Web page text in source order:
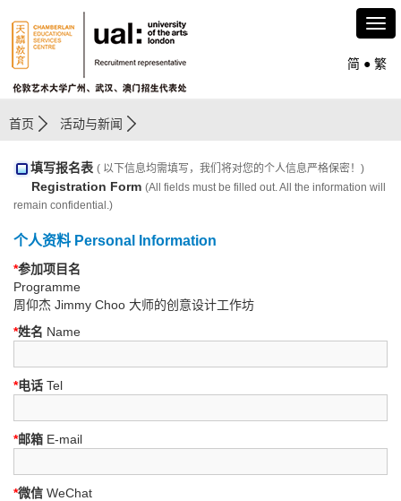
简 ● 繁
首页 活动与新闻
填写报名表 ( 以下信息均需填写，我们将对您的个人信息严格保密！)
Registration Form (All fields must be filled out. All the information will
remain confidential.)
个人资料 Personal Information
*参加项目名
Programme
周仰杰 Jimmy Choo 大师的创意设计工作坊
*姓名 Name
*电话 Tel
*邮箱 E-mail
*微信 WeChat